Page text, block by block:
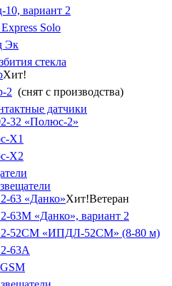
10, вариант 2
Solo
Эк
стекла
Хит!
2 (снят с производства)
датчики
32 «Полюс-2»
X1
X2
63 «Данко»Хит!Ветеран
63М «Данко», вариант 2
52СМ «ИПДЛ-52СМ» (8-80 м)
63А